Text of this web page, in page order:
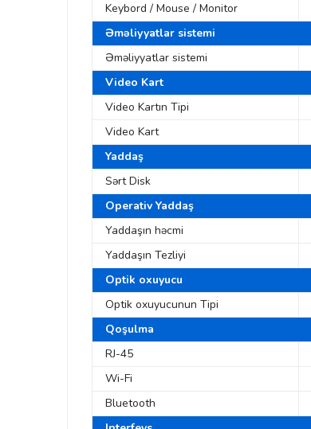
Keybord / Mouse / Monitor
Əməliyyatlar sistemi
Əməliyyatlar sistemi
Video Kart
Video Kartın Tipi
Video Kart
Yaddaş
Sərt Disk
Operativ Yaddaş
Yaddaşın həcmi
Yaddaşın Tezliyi
Optik oxuyucu
Optik oxuyucunun Tipi
Qoşulma
RJ-45
Wi-Fi
Bluetooth